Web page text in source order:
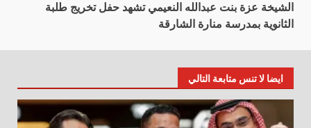
الشيخة عزة بنت عبدالله النعيمي تشهد حفل تخريج طلبة
الثانوية بمدرسة منارة الشارقة
ايضا لا تنس متابعة التالي